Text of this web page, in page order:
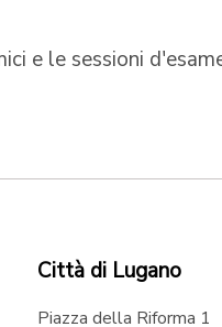
e le sessioni
Città di Lugano
Piazza della Riforma 1